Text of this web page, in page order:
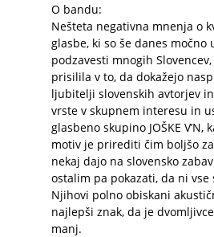
O bandu:
Nešteta negativna mnenja o
glasbe, ki so še danes močno
podzavesti mnogih
prisilila v to, da dokažejo
ljubitelji slovenskih avtorjev
vrste v skupnem interesu in
glasbeno skupino JOŠKE V’N,
motiv je prirediti čim boljšo
nekaj dajo na slovensko
ostalim pa pokazati, da ni vse
Njihovi polno obiskani
najlepši znak, da je
manj.